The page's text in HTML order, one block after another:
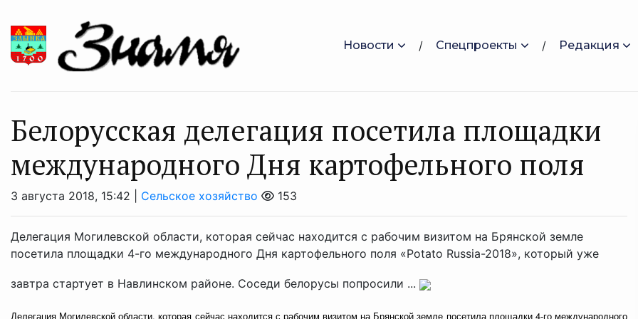
Новости Спецпроекты Редакция
Белорусская делегация посетила площадки
международного Дня картофельного поля
3 августа 2018, 15:42 | Сельское хозяйство 153
Делегация Могилевской области, которая сейчас находится с рабочим визитом на Брянской земле
посетила площадки 4-го международного Дня картофельного поля «Potato Russia-2018», который уже
завтра стартует в Навлинском районе. Соседи белорусы попросили ...
Делегация Могилевской области, которая сейчас находится с рабочим визитом на Брянской земле посетила площадки 4-го международного